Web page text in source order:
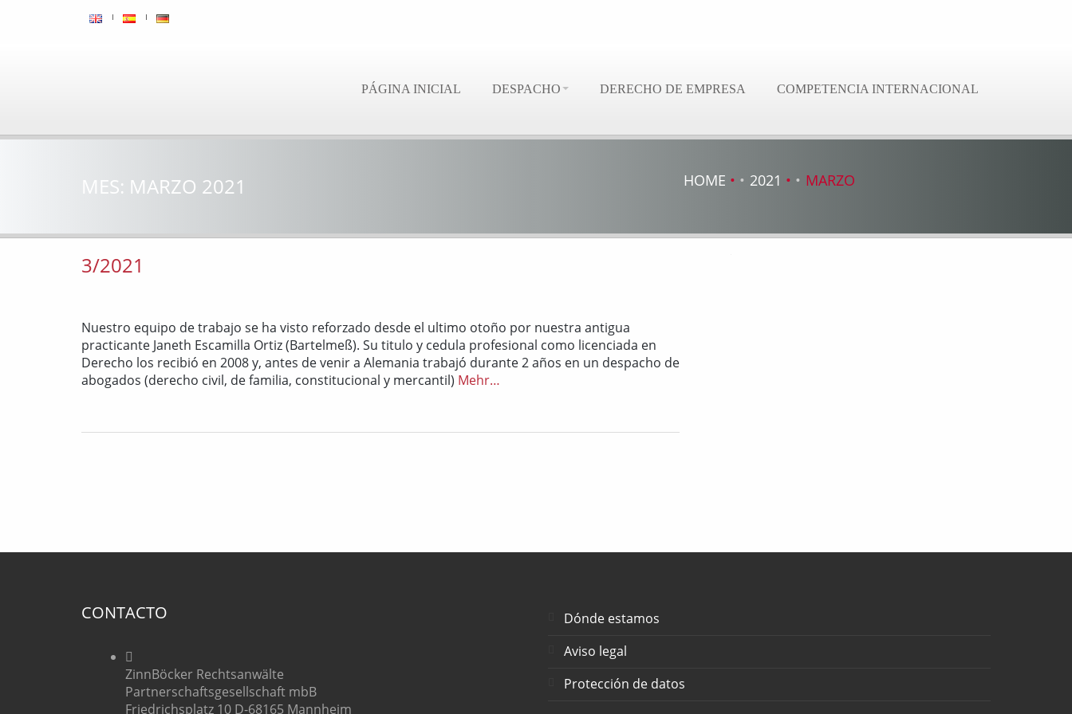
PÁGINA INICIAL DESPACHO DERECHO DE EMPRESA COMPETENCIA INTERNACIONAL
MES: MARZO 2021 HOME 2021 MARZO
3/2021
Nuestro equipo de trabajo se ha visto reforzado desde el ultimo otoño por nuestra antigua
practicante Janeth Escamilla Ortiz (Bartelmeß). Su titulo y cedula profesional como licenciada en
Derecho los recibió en 2008 y, antes de venir a Alemania trabajó durante 2 años en un despacho de
abogados (derecho civil, de familia, constitucional y mercantil) Mehr…
CONTACTO
ZinnBöcker Rechtsanwälte
Partnerschaftsgesellschaft mbB
Friedrichsplatz 10 D-68165 Mannheim
Dónde estamos
Aviso legal
Protección de datos